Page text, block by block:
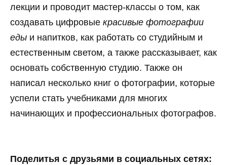
лекции и проводит мастер-классы о том, как
создавать цифровые красивые фотографии
еды и напитков, как работать со студийным и
естественным светом, а также рассказывает, как
основать собственную студию. Также он
написал несколько книг о фотографии, которые
успели стать учебниками для многих
начинающих и профессиональных фотографов.
Поделитья с друзьями в социальных сетях: